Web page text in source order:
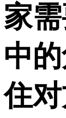
家
中
住